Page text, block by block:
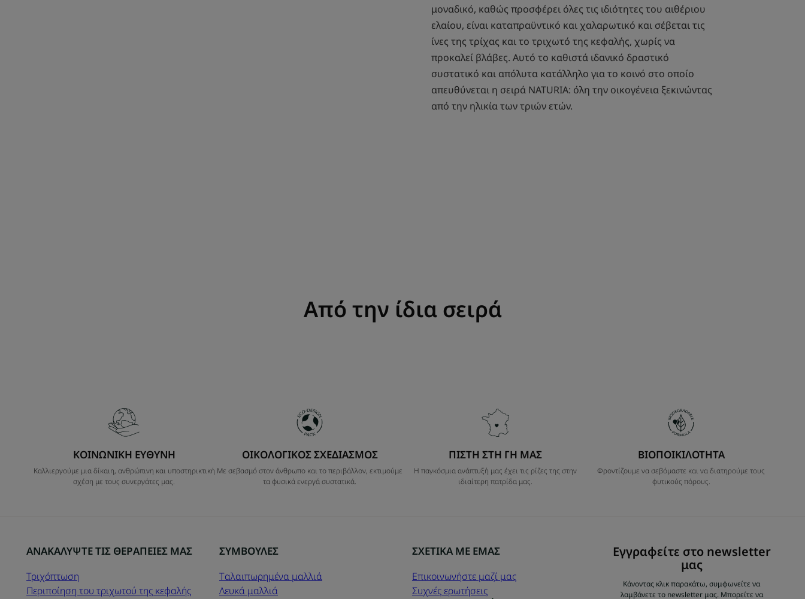
μοναδικό, καθώς προσφέρει όλες τις ιδιότητες του αιθέριου
ελαίου, είναι καταπραϋντικό και χαλαρωτικό και σέβεται τις
ίνες της τρίχας και το τριχωτό της κεφαλής, χωρίς να
προκαλεί βλάβες. Αυτό το καθιστά ιδανικό δραστικό
συστατικό και απόλυτα κατάλληλο για το κοινό στο οποίο
απευθύνεται η σειρά NATURIA: όλη την οικογένεια ξεκινώντας
από την ηλικία των τριών ετών.
Από την ίδια σειρά
ΚΟΙΝΩΝΙΚΗ ΕΥΘΥΝΗ
Καλλιεργούμε μια δίκαιη, ανθρώπινη και υποστηρικτική
σχέση με τους συνεργάτες μας.
ΟΙΚΟΛΟΓΙΚΟΣ ΣΧΕΔΙΑΣΜΟΣ
Με σεβασμό στον άνθρωπο και το περιβάλλον, εκτιμούμε
τα φυσικά ενεργά συστατικά.
ΠΙΣΤΗ ΣΤΗ ΓΗ ΜΑΣ
Η παγκόσμια ανάπτυξή μας έχει τις ρίζες της στην
ιδιαίτερη πατρίδα μας.
ΒΙΟΠΟΙΚΙΛΟΤΗΤΑ
Φροντίζουμε να σεβόμαστε και να διατηρούμε τους
φυτικούς πόρους.
Εγγραφείτε στο newsletter
μας
Κάνοντας κλικ παρακάτω, συμφωνείτε να
λαμβάνετε το newsletter μας. Μπορείτε να
ΑΝΑΚΑΛΥΨΤΕ ΤΙΣ ΘΕΡΑΠΕΙΕΣ ΜΑΣ
Τριχόπτωση
Περιποίηση του τριχωτού της κεφαλής
ΣΥΜΒΟΥΛΕΣ
Tαλαιπωρημένα μαλλιά
Λευκά μαλλιά
ΣΧΕΤΙΚΑ ΜΕ ΕΜΑΣ
Επικοινωνήστε μαζί μας
Συχνές ερωτήσεις